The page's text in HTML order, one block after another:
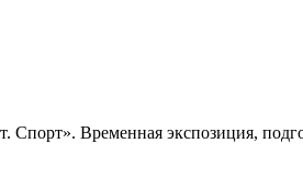
Спорт». Временная экспозиция,